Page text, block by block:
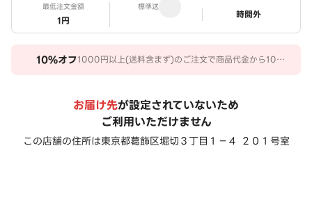
最低注文金額
1円
標準送料
ステータス
時間外
10%オフ1000円以上(送料含まず)のご注文で商品代金から10％
お届け先が設定されていないため
ご利用いただけません
この店舗の住所は東京都葛飾区堀切３丁目１－４ ２０１号室